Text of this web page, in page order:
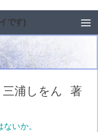
です)
三浦しをん 著
いか。